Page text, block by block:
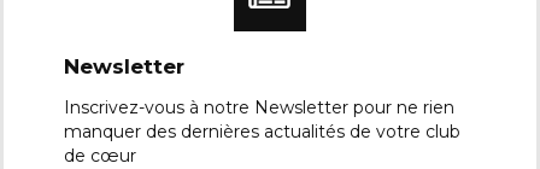
Newsletter
Inscrivez-vous à notre Newsletter pour ne rien
manquer des dernières actualités de votre club
de cœur